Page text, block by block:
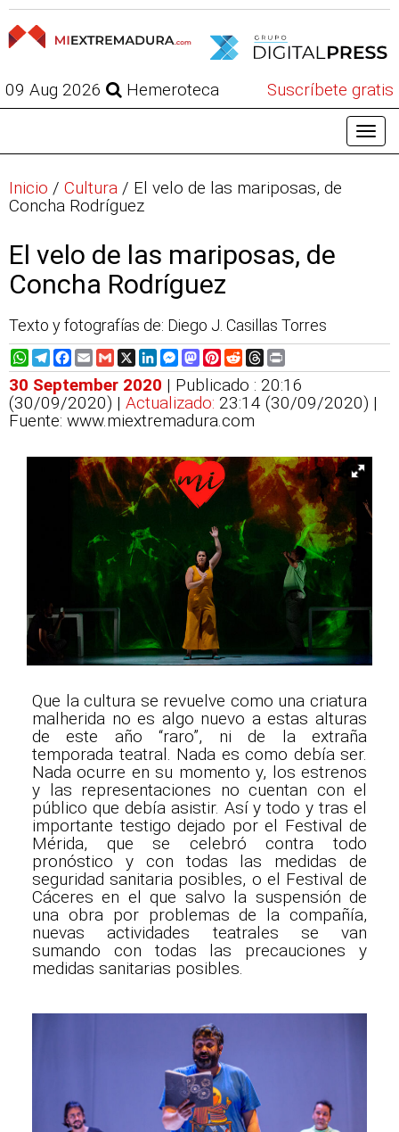
09 Aug 2026 Hemeroteca Suscríbete gratis
Inicio / Cultura / El velo de las mariposas, de
Concha Rodríguez
El velo de las mariposas, de
Concha Rodríguez
Texto y fotografías de: Diego J. Casillas Torres
WhatsApp
Telegram
Facebook
EmailGmail
X LinkedIn
Messenger
Mastodon
Pinterest
RedditThreads
30 September 2020 | Publicado : 20:16
(30/09/2020) | Actualizado: 23:14 (30/09/2020) |
Fuente: www.miextremadura.com
Que la cultura se revuelve como una criatura
malherida no es algo nuevo a estas alturas
de este año “raro”, ni de la extraña
temporada teatral. Nada es como debía ser.
Nada ocurre en su momento y, los estrenos
y las representaciones no cuentan con el
público que debía asistir. Así y todo y tras el
importante testigo dejado por el Festival de
Mérida, que se celebró contra todo
pronóstico y con todas las medidas de
seguridad sanitaria posibles, o el Festival de
Cáceres en el que salvo la suspensión de
una obra por problemas de la compañía,
nuevas actividades teatrales se van
sumando con todas las precauciones y
medidas sanitarias posibles.